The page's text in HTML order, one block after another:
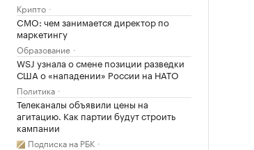
Крипто
CMO: чем занимается директор по
маркетингу
Образование
WSJ узнала о смене позиции разведки
США о «нападении» России на НАТО
Политика
Телеканалы объявили цены на
агитацию. Как партии будут строить
кампании
Подписка на РБК